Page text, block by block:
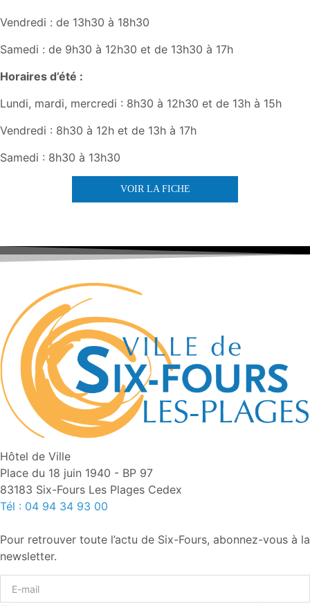
Vendredi : de 13h30 à 18h30
Samedi : de 9h30 à 12h30 et de 13h30 à 17h
Horaires d’été :
Lundi, mardi, mercredi : 8h30 à 12h30 et de 13h à 15h
Vendredi : 8h30 à 12h et de 13h à 17h
Samedi : 8h30 à 13h30
VOIR LA FICHE
Hôtel de Ville
Place du 18 juin 1940 - BP 97
83183 Six-Fours Les Plages Cedex
Tél : 04 94 34 93 00
Pour retrouver toute l’actu de Six-Fours, abonnez-vous à la
newsletter.